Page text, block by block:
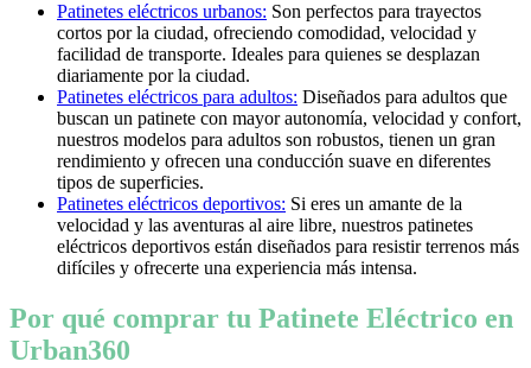
Patinetes eléctricos urbanos: Son perfectos para trayectos
cortos por la ciudad, ofreciendo comodidad, velocidad y
facilidad de transporte. Ideales para quienes se desplazan
diariamente por la ciudad.
Patinetes eléctricos para adultos: Diseñados para adultos que
buscan un patinete con mayor autonomía, velocidad y confort,
nuestros modelos para adultos son robustos, tienen un gran
rendimiento y ofrecen una conducción suave en diferentes
tipos de superficies.
Patinetes eléctricos deportivos: Si eres un amante de la
velocidad y las aventuras al aire libre, nuestros patinetes
eléctricos deportivos están diseñados para resistir terrenos más
difíciles y ofrecerte una experiencia más intensa.
Por qué comprar tu Patinete Eléctrico en
Urban360